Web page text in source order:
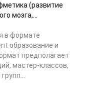
(развитие
мозга,...
в формате
образование и
предполагает
мастер-классов,